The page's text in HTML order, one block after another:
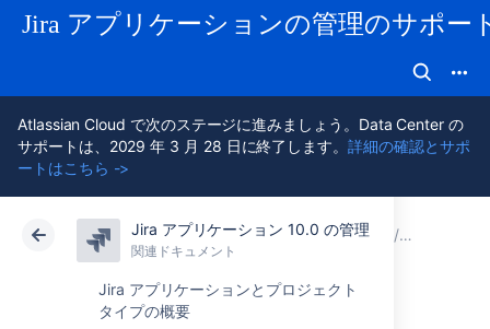
Jira アプリケーションの管理のサポー
Atlassian Cloud で次のステージに進みましょう。Data Center の
サポートは、2029 年 3 月 28 日に終了します。詳細の確認とサポ
ートはこちら ->
Jira アプリケーション 10.0 の管理
関連ドキュメント
Jira アプリケーションとプロジェクト
タイプの概要
アトラシアン サポート Jira アプリケーション 10.0 の
関連ドキュメント
クラウド Data Center 10.0